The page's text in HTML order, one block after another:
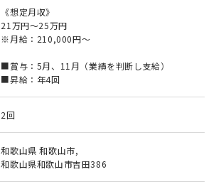
《想定月収》
21万円～25万円
※月給：210,000円～
■賞与：5月、11月（業績を判断し支給）
■昇給：年4回
2回
和歌山県 和歌山市,
和歌山県和歌山市吉田386